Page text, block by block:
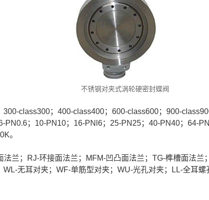
不锈钢对夹式涡轮硬密封蝶阀
class300；400-class400；600-class600；900-
PN0.6；10-PN10；16-PNl6；25-PN25；40-PN40；64-
。
法兰；RJ-环接面法兰；MFM-凹凸面法兰；TG-榫槽面法兰
WL-无耳对夹；WF-单筋型对夹；WU-光孔对夹；LL-全耳